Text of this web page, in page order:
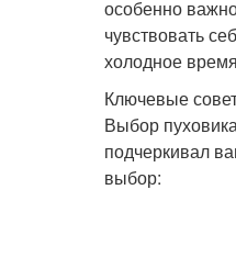
особенно
чувствовать
холодное
Ключевые
Выбор
подчеркивал
выбор: